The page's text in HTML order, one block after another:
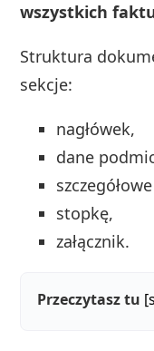
wszystkich
Struktura
sekcje:
nagłówek,
dane
stopkę,
załącznik.
Przeczytasz tu